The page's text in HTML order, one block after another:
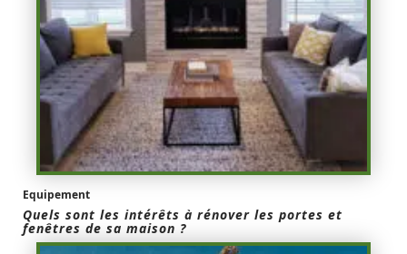
Equipement
Quels sont les intérêts à rénover les portes et
fenêtres de sa maison ?